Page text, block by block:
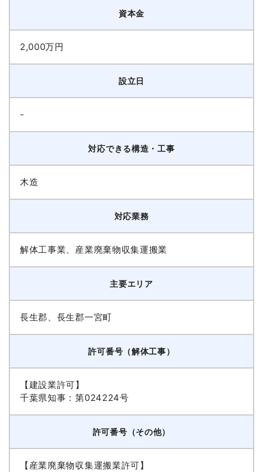
資本金
2,000万円
設立日
-
対応できる構造・工事
木造
対応業務
解体工事業、産業廃棄物収集運搬業
主要エリア
長生郡、長生郡一宮町
許可番号（解体工事）
【建設業許可】
千葉県知事：第024224号
許可番号（その他）
【産業廃棄物収集運搬業許可】